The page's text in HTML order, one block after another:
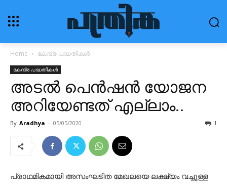
Home കേന്ദ്ര പദ്ധതികൾ
കേന്ദ്ര പദ്ധതികൾ
അടൽ പെൻഷൻ യോജന
അറിയേണ്ടത് എല്ലാം..
By Aradhya - 05/05/2020 1
പ്രാഥമികമായി അസംഘടിത മേഖലയെ ലക്ഷ്യം വച്ചുള്ള